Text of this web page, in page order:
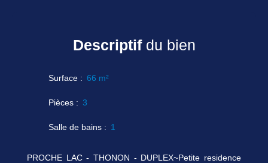
Descriptifdu bien
Surface : 66 m²
Pièces : 3
Salle de bains : 1
PROCHE LAC - THONON - DUPLEX~Petite residence